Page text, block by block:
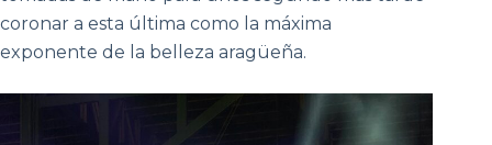
coronar a esta última como la máxima
exponente de la belleza aragüeña.